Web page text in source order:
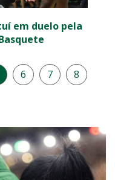
em duelo pela
6 7
8